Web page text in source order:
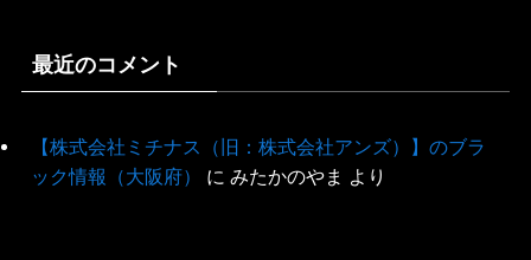
最近のコメント
【株式会社ミチナス（旧：株式会社アンズ）】のブラ
ック情報（大阪府）
に みたかのやま より